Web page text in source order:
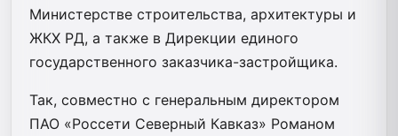
Министерстве строительства, архитектуры и
ЖКХ РД, а также в Дирекции единого
государственного заказчика-застройщика.
Так, совместно с генеральным директором
ПАО «Россети Северный Кавказ» Романом